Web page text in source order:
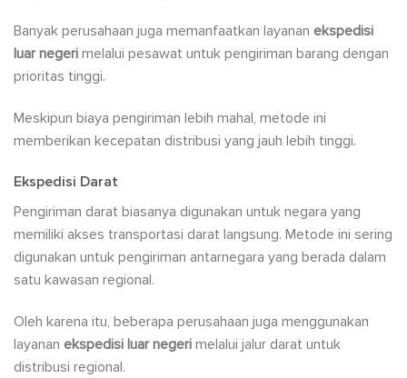
Banyak perusahaan juga memanfaatkan layanan ekspedisi
luar negeri melalui pesawat untuk pengiriman barang dengan
prioritas tinggi.
Meskipun biaya pengiriman lebih mahal, metode ini
memberikan kecepatan distribusi yang jauh lebih tinggi.
Ekspedisi Darat
Pengiriman darat biasanya digunakan untuk negara yang
memiliki akses transportasi darat langsung. Metode ini sering
digunakan untuk pengiriman antarnegara yang berada dalam
satu kawasan regional.
Oleh karena itu, beberapa perusahaan juga menggunakan
layanan ekspedisi luar negeri melalui jalur darat untuk
distribusi regional.